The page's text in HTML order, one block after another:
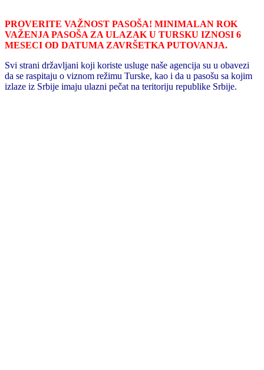
PROVERITE VAŽNOST PASOŠA! MINIMALAN ROK
VAŽENJA PASOŠA ZA ULAZAK U TURSKU IZNOSI 6
MESECI OD DATUMA ZAVRŠETKA PUTOVANJA.
Svi strani državljani koji koriste usluge naše agencija su u obavezi
da se raspitaju o viznom režimu Turske, kao i da u pasošu sa kojim
izlaze iz Srbije imaju ulazni pečat na teritoriju republike Srbije.